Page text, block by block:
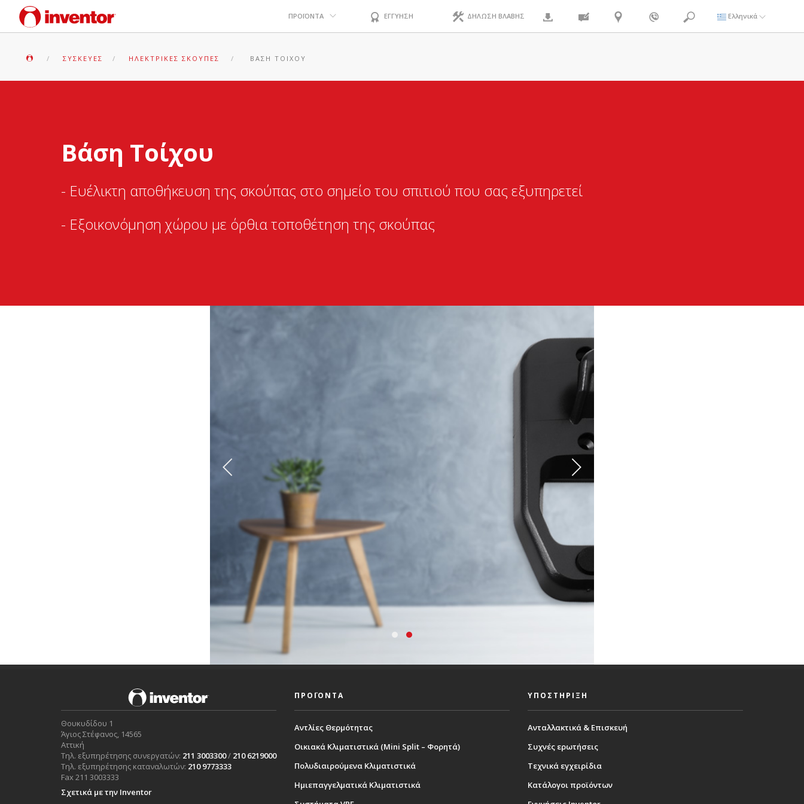
ΠΡΟΪΟΝΤΑ ΕΓΓΥΗΣΗ ΔΗΛΩΣΗ ΒΛΑΒΗΣ Ελληνικά
ΣΥΣΚΕΥΈΣ ΗΛΕΚΤΡΙΚΈΣ ΣΚΟΎΠΕΣ ΒΆΣΗ ΤΟΊΧΟΥ
Βάση Τοίχου
- Ευέλικτη αποθήκευση της σκούπας στο σημείο του σπιτιού που σας εξυπηρετεί
- Εξοικονόμηση χώρου με όρθια τοποθέτηση της σκούπας
Θουκυδίδου 1
Άγιος Στέφανος, 14565
Αττική
Τηλ. εξυπηρέτησης συνεργατών: 211 3003300/ 210 6219000
Τηλ. εξυπηρέτησης καταναλωτών: 210 9773333
Fax 211 3003333
Σχετικά με την Inventor
ΠΡΟΪΟΝΤΑ
Αντλίες Θερμότητας
Οικιακά Κλιματιστικά (Mini Split – Φορητά)
Πολυδιαιρούμενα Κλιματιστικά
Ημιεπαγγελματικά Κλιματιστικά
ΥΠΟΣΤΗΡΙΞΗ
Ανταλλακτικά & Επισκευή
Συχνές ερωτήσεις
Τεχνικά εγχειρίδια
Κατάλογοι προϊόντων